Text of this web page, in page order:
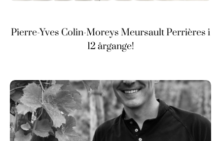
Pierre-Yves Colin-Moreys Meursault Perrières i
12 årgange!